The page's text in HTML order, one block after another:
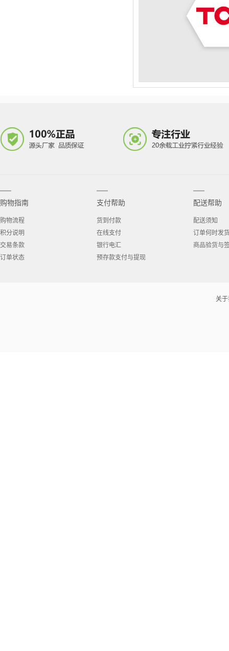
购物指南
购物流程
积分说明
交易条款
订单状态
支付帮助
货到付款
在线支付
银行电汇
预存款支付与提现
配送帮助
配送须知
订单何时发
商品验货与
关